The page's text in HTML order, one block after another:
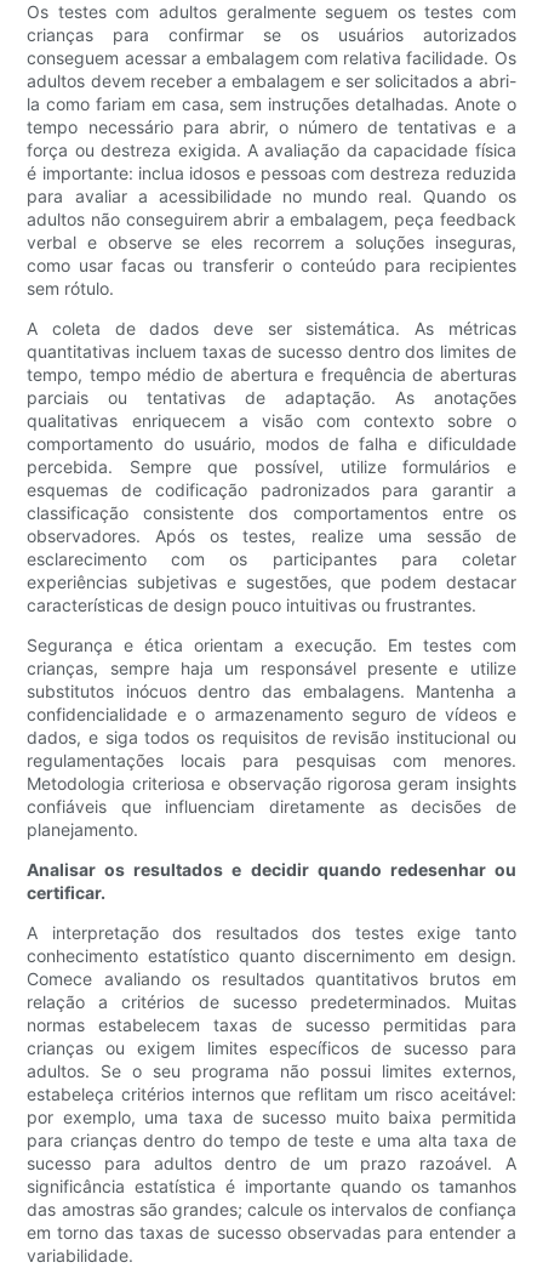
Os testes com adultos geralmente seguem os testes com
crianças para confirmar se os usuários autorizados
conseguem acessar a embalagem com relativa facilidade. Os
adultos devem receber a embalagem e ser solicitados a abri-
la como fariam em casa, sem instruções detalhadas. Anote o
tempo necessário para abrir, o número de tentativas e a
força ou destreza exigida. A avaliação da capacidade física
é importante: inclua idosos e pessoas com destreza reduzida
para avaliar a acessibilidade no mundo real. Quando os
adultos não conseguirem abrir a embalagem, peça feedback
verbal e observe se eles recorrem a soluções inseguras,
como usar facas ou transferir o conteúdo para recipientes
sem rótulo.
A coleta de dados deve ser sistemática. As métricas
quantitativas incluem taxas de sucesso dentro dos limites de
tempo, tempo médio de abertura e frequência de aberturas
parciais ou tentativas de adaptação. As anotações
qualitativas enriquecem a visão com contexto sobre o
comportamento do usuário, modos de falha e dificuldade
percebida. Sempre que possível, utilize formulários e
esquemas de codificação padronizados para garantir a
classificação consistente dos comportamentos entre os
observadores. Após os testes, realize uma sessão de
esclarecimento com os participantes para coletar
experiências subjetivas e sugestões, que podem destacar
características de design pouco intuitivas ou frustrantes.
Segurança e ética orientam a execução. Em testes com
crianças, sempre haja um responsável presente e utilize
substitutos inócuos dentro das embalagens. Mantenha a
confidencialidade e o armazenamento seguro de vídeos e
dados, e siga todos os requisitos de revisão institucional ou
regulamentações locais para pesquisas com menores.
Metodologia criteriosa e observação rigorosa geram insights
confiáveis ​​que influenciam diretamente as decisões de
planejamento.
Analisar os resultados e decidir quando redesenhar ou
certificar.
A interpretação dos resultados dos testes exige tanto
conhecimento estatístico quanto discernimento em design.
Comece avaliando os resultados quantitativos brutos em
relação a critérios de sucesso predeterminados. Muitas
normas estabelecem taxas de sucesso permitidas para
crianças ou exigem limites específicos de sucesso para
adultos. Se o seu programa não possui limites externos,
estabeleça critérios internos que reflitam um risco aceitável:
por exemplo, uma taxa de sucesso muito baixa permitida
para crianças dentro do tempo de teste e uma alta taxa de
sucesso para adultos dentro de um prazo razoável. A
significância estatística é importante quando os tamanhos
das amostras são grandes; calcule os intervalos de confiança
em torno das taxas de sucesso observadas para entender a
variabilidade.